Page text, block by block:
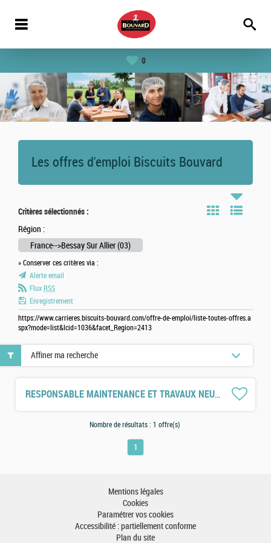
0
Les offres d'emploi Biscuits Bouvard
Critères sélectionnés :
Région :
France-->Bessay Sur Allier (03)
» Conserver ces critères via :
Alerte email
Flux RSS
Enregistrement
https://www.carrieres.biscuits-bouvard.com/offre-de-emploi/liste-toutes-offres.a
spx?mode=list&lcid=1036&facet_Region=2413
RESPONSABLE MAINTENANCE ET TRAVAUX NEUF H/F
Affiner ma recherche
Nombre de résultats : 1 offre(s)
1
Mentions légales
Cookies
Paramétrer vos cookies
Accessibilité : partiellement conforme
Plan du site